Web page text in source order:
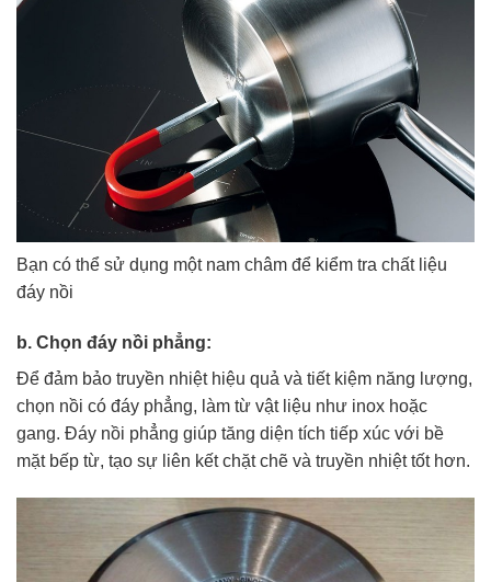
Bạn có thể sử dụng một nam châm để kiểm tra chất liệu
đáy nồi
b. Chọn đáy nồi phẳng:
Để đảm bảo truyền nhiệt hiệu quả và tiết kiệm năng lượng,
chọn nồi có đáy phẳng, làm từ vật liệu như inox hoặc
gang. Đáy nồi phẳng giúp tăng diện tích tiếp xúc với bề
mặt bếp từ, tạo sự liên kết chặt chẽ và truyền nhiệt tốt hơn.